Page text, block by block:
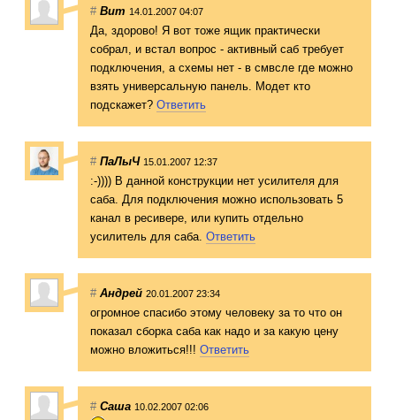
# Вит 14.01.2007 04:07
Да, здорово! Я вот тоже ящик практически
собрал, и встал вопрос - активный саб требует
подключения, а схемы нет - в смвсле где можно
взять универсальную панель. Модет кто
подскажет? Ответить
# ПаЛыЧ 15.01.2007 12:37
:-)))) В данной конструкции нет усилителя для
саба. Для подключения можно использовать 5
канал в ресивере, или купить отдельно
усилитель для саба. Ответить
# Андрей 20.01.2007 23:34
огромное спасибо этому человеку за то что он
показал сборка саба как надо и за какую цену
можно вложиться!!! Ответить
# Саша 10.02.2007 02:06